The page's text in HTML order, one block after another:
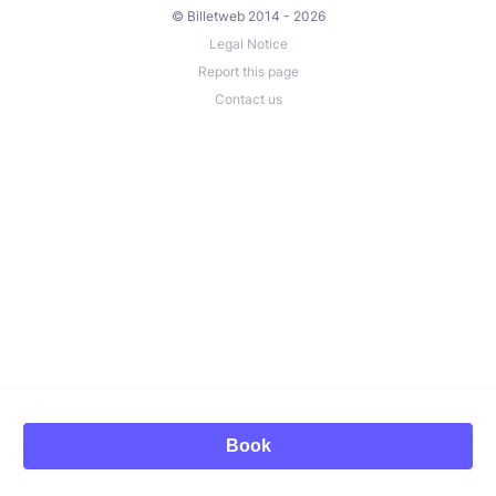
© Billetweb 2014 - 2026
Legal Notice
Report this page
Contact us
Book